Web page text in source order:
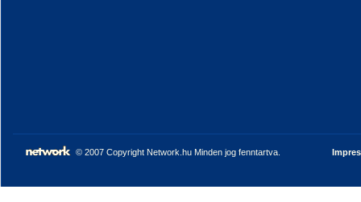
© 2007 Copyright Network.hu Minden jog fenntartva.